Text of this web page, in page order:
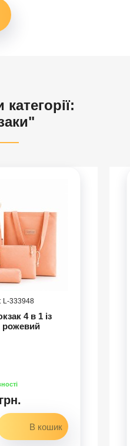
333948
4 в 1 із
рожевий